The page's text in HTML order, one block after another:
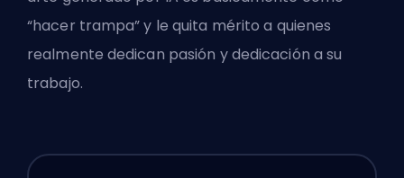
“hacer trampa” y le quita mérito a quienes
realmente dedican pasión y dedicación a su
trabajo.